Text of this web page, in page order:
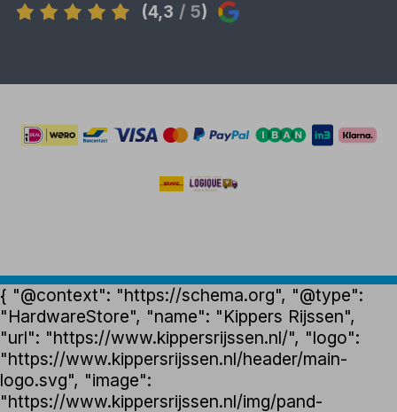
(4,3 / 5)
{ "@context": "https://schema.org", "@type":
"HardwareStore", "name": "Kippers Rijssen",
"url": "https://www.kippersrijssen.nl/", "logo":
"https://www.kippersrijssen.nl/header/main-
logo.svg", "image":
"https://www.kippersrijssen.nl/img/pand-